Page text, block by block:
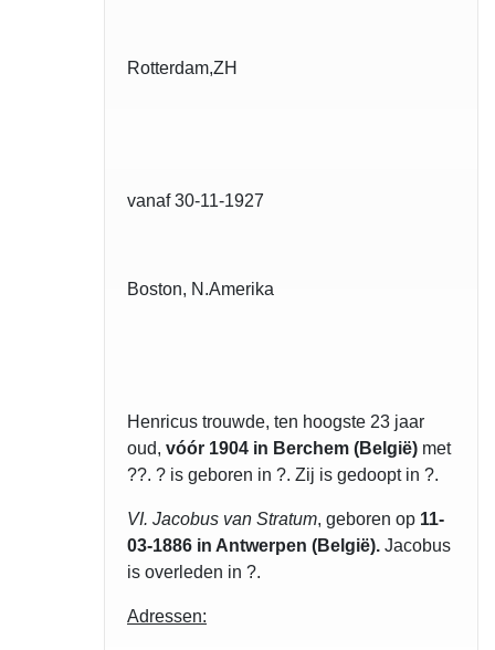
Rotterdam,ZH
vanaf 30-11-1927
Boston, N.Amerika
Henricus trouwde, ten hoogste 23 jaar
oud, vóór 1904 in Berchem (België) met
??. ? is geboren in ?. Zij is gedoopt in ?.
VI. Jacobus van Stratum, geboren op 11-
03-1886 in Antwerpen (België). Jacobus
is overleden in ?.
Adressen: